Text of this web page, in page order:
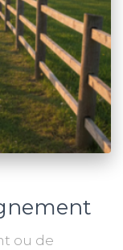
ou de